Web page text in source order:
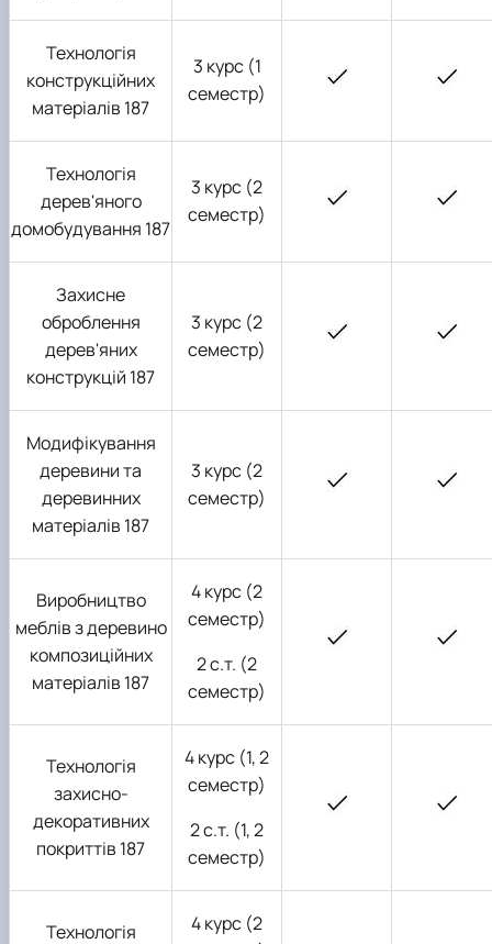
Технологія
конструкційних
матеріалів 187
3 курс (1
семестр)
Технологія
дерев'яного
домобудування 187
3 курс (2
семестр)
Захисне
оброблення
дерев'яних
конструкцій 187
3 курс (2
семестр)
Модифікування
деревини та
деревинних
матеріалів 187
3 курс (2
семестр)
Виробництво
меблів з деревино
композиційних
матеріалів 187
4 курс (2
семестр)
2 с.т. (2
семестр)
Технологія
захисно-
декоративних
покриттів 187
4 курс (1, 2
семестр)
2 с.т. (1, 2
семестр)
Технологія
4 курс (2